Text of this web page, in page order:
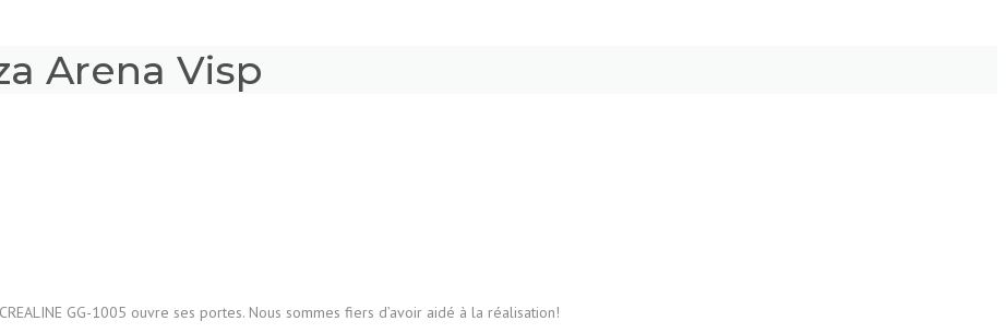
Arena Visp
GG-1005 ouvre ses portes. Nous sommes fiers d’avoir aidé à la réalisation!